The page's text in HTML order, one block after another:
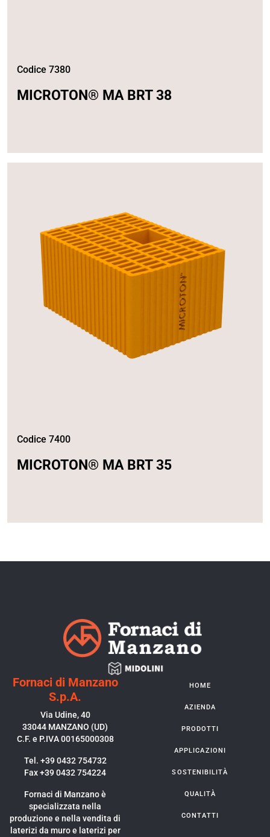
Codice 7380
MICROTON® MA BRT 38
Codice 7400
MICROTON® MA BRT 35
Fornaci di Manzano
S.p.A.
Via Udine, 40
33044 MANZANO (UD)
C.F. e P.IVA 00165000308
Tel. +39 0432 754732
Fax +39 0432 754224
Fornaci di Manzano è
specializzata nella
produzione e nella vendita di
laterizi da muro e laterizi per
HOME
AZIENDA
PRODOTTI
APPLICAZIONI
SOSTENIBILITÀ
QUALITÀ
CONTATTI